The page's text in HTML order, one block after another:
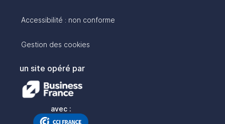
Accessibilité : non conforme
Gestion des cookies
un site opéré par
avec :